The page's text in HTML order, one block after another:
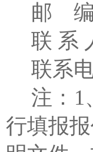
邮 编
联 系
联系
注：1
行填报